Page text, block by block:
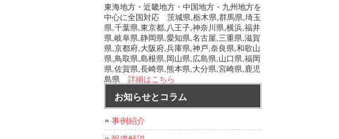
東海地方・近畿地方・中国地方・九州地方を
中心に全国対応 茨城県,栃木県,群馬県,埼玉
県,千葉県,東京都,八王子,神奈川県,横浜,福井
県,岐阜県,静岡県,愛知県,名古屋,三重県,滋賀
県,京都府,大阪府,兵庫県,神戸,奈良県,和歌山
県,鳥取県,島根県,岡山県,広島県,山口県,福岡
県,佐賀県,長崎県,熊本県,大分県,宮崎県,鹿児
島県 詳細はこちら
お知らせとコラム
事例紹介